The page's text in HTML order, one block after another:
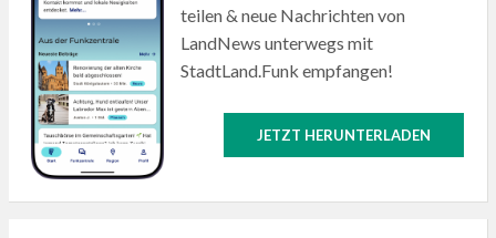
teilen & neue Nachrichten von
LandNews unterwegs mit
StadtLand.Funk empfangen!
JETZT HERUNTERLADEN